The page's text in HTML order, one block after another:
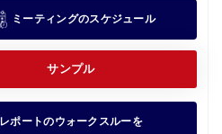
ミーティングのスケジュール
サンプル
レポートのウォークスルーを